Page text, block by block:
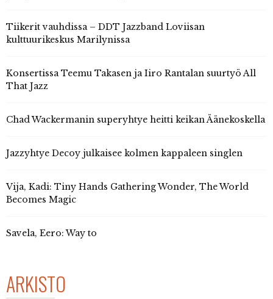
Tiikerit vauhdissa – DDT Jazzband Loviisan
kulttuurikeskus Marilynissa
Konsertissa Teemu Takasen ja Iiro Rantalan suurtyö All
That Jazz
Chad Wackermanin superyhtye heitti keikan Äänekoskella
Jazzyhtye Decoy julkaisee kolmen kappaleen singlen
Vija, Kadi: Tiny Hands Gathering Wonder, The World
Becomes Magic
Savela, Eero: Way to
ARKISTO